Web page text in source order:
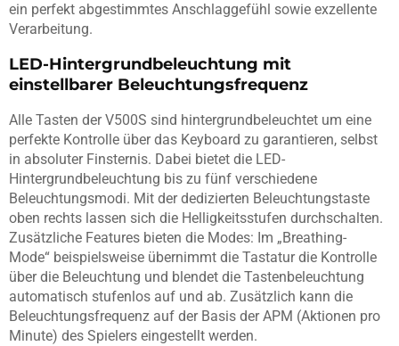
ein perfekt abgestimmtes Anschlaggefühl sowie exzellente
Verarbeitung.
LED-Hintergrundbeleuchtung mit
einstellbarer Beleuchtungsfrequenz
Alle Tasten der V500S sind hintergrundbeleuchtet um eine
perfekte Kontrolle über das Keyboard zu garantieren, selbst
in absoluter Finsternis. Dabei bietet die LED-
Hintergrundbeleuchtung bis zu fünf verschiedene
Beleuchtungsmodi. Mit der dedizierten Beleuchtungstaste
oben rechts lassen sich die Helligkeitsstufen durchschalten.
Zusätzliche Features bieten die Modes: Im „Breathing-
Mode“ beispielsweise übernimmt die Tastatur die Kontrolle
über die Beleuchtung und blendet die Tastenbeleuchtung
automatisch stufenlos auf und ab. Zusätzlich kann die
Beleuchtungsfrequenz auf der Basis der APM (Aktionen pro
Minute) des Spielers eingestellt werden.